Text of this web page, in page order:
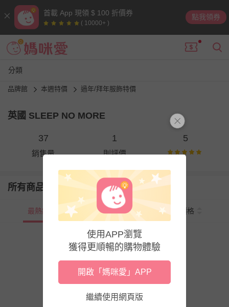
首載 App 現領 $ 100 折價券
( 10000+ )
點我領券
分類
品牌館 本週特價 過年/拜年服飾特價
英國 SLEEP NO MORE
37
銷售量
1
則評價
5
所有商品
最熱銷 新上市 價格
使用APP瀏覽
獲得更順暢的購物體驗
開啟「媽咪愛」APP
繼續使用網頁版